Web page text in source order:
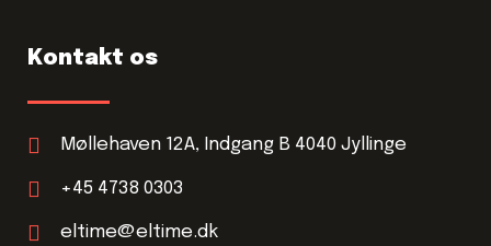
Kontakt os
Møllehaven 12A, Indgang B 4040 Jyllinge
+45 4738 0303
eltime@eltime.dk